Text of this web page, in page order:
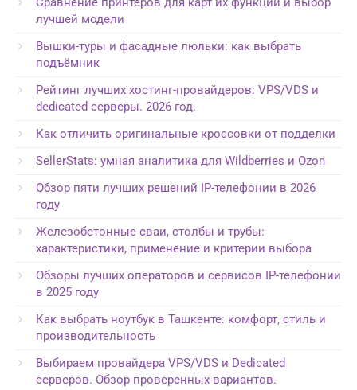
лучшей модели
Вышки-туры и фасадные люльки: как выбрать
подъёмник
Рейтинг лучших хостинг-провайдеров: VPS/VDS и
dedicated серверы. 2026 год.
Как отличить оригинальные кроссовки от подделки
SellerStats: умная аналитика для Wildberries и Ozon
Обзор пяти лучших решений IP-телефонии в 2026
году
Железобетонные сваи, столбы и трубы:
характеристики, применение и критерии выбора
Обзоры лучших операторов и сервисов IP-телефонии
в 2025 году
Как выбрать ноутбук в Ташкенте: комфорт, стиль и
производительность
Выбираем провайдера VPS/VDS и Dedicated
серверов. Обзор проверенных вариантов.